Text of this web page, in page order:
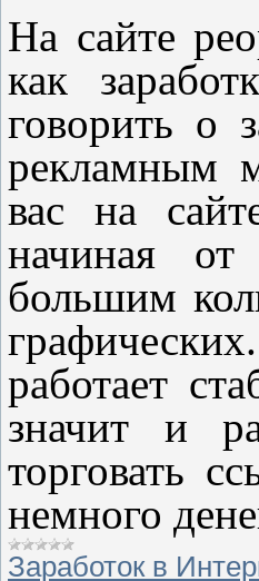
На сайте
как
говорить о
рекламным
вас на
начиная от
большим
работает
значит и
торговать
немного
Заработок в